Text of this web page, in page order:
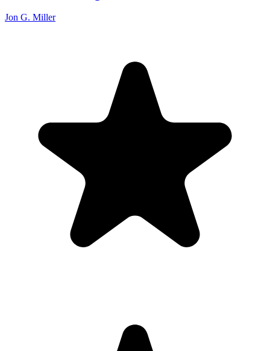
Jon G. Miller